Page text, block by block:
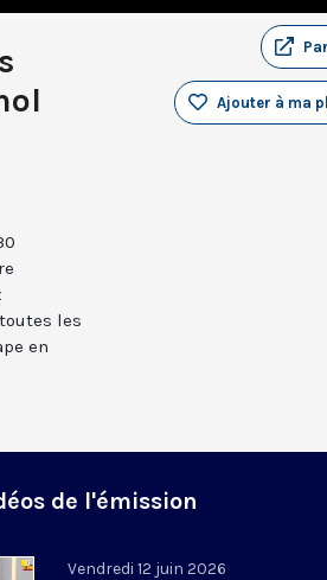
Ajouter à ma
les
en
de l'émission
Vendredi 12 juin 2026